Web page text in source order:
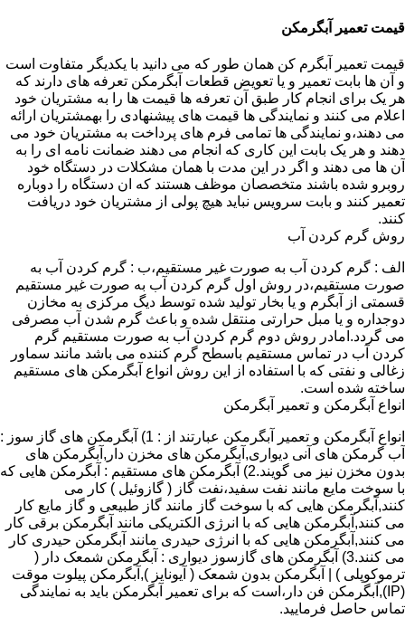
قیمت تعمیر آبگرمکن
قیمت تعمیر آبگرم کن همان طور که می دانید با یکدیگر متفاوت است
و آن ها بابت تعمیر و یا تعویض قطعات آبگرمکن تعرفه های دارند که
هر یک برای انجام کار طبق آن تعرفه ها قیمت ها را به مشتریان خود
اعلام می کنند و نمایندگی ها قیمت های پیشنهادی را بهمشتریان ارائه
می دهند،و نمایندگی ها تمامی فرم های پرداخت به مشتریان خود می
دهند و هر یک بابت این کاری که انجام می دهند ضمانت نامه ای را به
آن ها می دهند و اگر در این مدت با همان مشکلات در دستگاه خود
روبرو شده باشند متخصصان موظف هستند که ان دستگاه را دوباره
تعمیر کنند و بابت سرویس نباید هیچ پولی از مشتریان خود دریافت
کنند.
روش گرم کردن آب
الف : گرم کردن آب به صورت غیر مستقیم،ب : گرم کردن آب به
صورت مستقیم،در روش اول گرم کردن آب به صورت غیر مستقیم
قسمتی از آبگرم و یا بخار تولید شده توسط دیگ مرکزی به مخازن
دوجداره و یا مبل حرارتی منتقل شده و باعث گرم شدن آب مصرفی
می گردد.امادر روش دوم گرم کردن آب به صورت مستقیم گرم
کردن آب در تماس مستقیم باسطح گرم کننده می باشد مانند سماور
زغالی و نفتی که با استفاده از این روش انواع آبگرمکن های مستقیم
ساخته شده است.
انواع آبگرمکن و تعمیر آبگرمکن
انواع آبگرمکن و تعمیر آبگرمکن عبارتند از : 1) آبگرمکن های گاز سوز :
آب گرمکن های آنی دیواری,آبگرمکن های مخزن دار,آبگرمکن های
بدون مخزن نیز می گویند.2) آبگرمکن های مستقیم : آبگرمکن هایی که
با سوخت مایع مانند نفت سفید،نفت گاز ( گازوئیل ) کار می
کنند,آبگرمکن هایی که با سوخت گاز مانند گاز طبیعی و گاز مایع کار
می کنند,آبگرمکن هایی که با انرژی الکتریکی مانند آبگرمکن برقی کار
می کنند,آبگرمکن هایی که با انرژی حیدری مانند آبگرمکن حیدری کار
می کنند.3) آبگرمکن های گازسوز دیواری : آبگرمکن شمعک دار (
ترموکوپلی ) | آبگرمکن بدون شمعک ( آیونایز ),آبگرمکن پیلوت موقت
(IP),آبگرمکن فن دار،است که برای تعمیر آبگرمکن باید به نمایندگی
تماس حاصل فرمایید.